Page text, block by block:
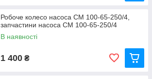
Робоче колесо насоса СМ 100-65-250/4,
запчастини насоса СМ 100-65-250/4
В наявності
1 400 ₴